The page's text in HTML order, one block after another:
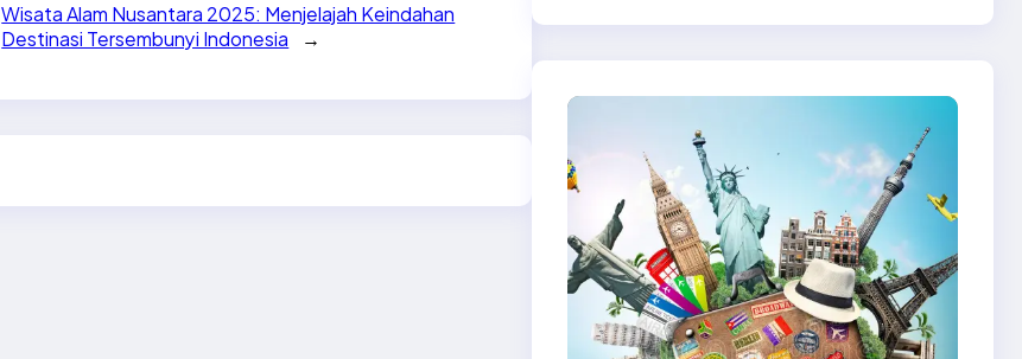
Wisata Alam Nusantara 2025: Menjelajah Keindahan
Destinasi Tersembunyi Indonesia
→